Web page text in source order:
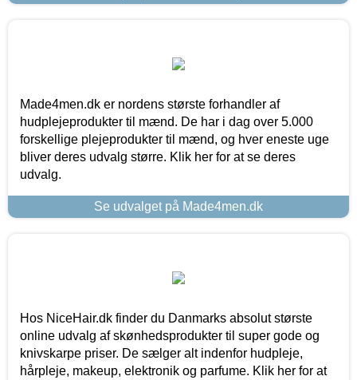
Made4men.dk er nordens største forhandler af
hudplejeprodukter til mænd. De har i dag over 5.000
forskellige plejeprodukter til mænd, og hver eneste uge
bliver deres udvalg større. Klik her for at se deres
udvalg.
Se udvalget på Made4men.dk
Hos NiceHair.dk finder du Danmarks absolut største
online udvalg af skønhedsprodukter til super gode og
knivskarpe priser. De sælger alt indenfor hudpleje,
hårpleje, makeup, elektronik og parfume. Klik her for at